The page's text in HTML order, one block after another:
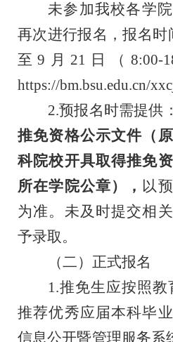
未参加我校各学
再次进行报名，报名时
至9月21日
（ 8:00-
https://bm.bsu.edu.cn/
2.预报名时需提供：
推免资格公示文件（
科院校开具取得推免
所在学院公章）， 以
为准。未及时提交相
予录取。
（二）正式报名
1.推免生应按照教
推荐优秀应届本科毕
信息公开暨管理服务系